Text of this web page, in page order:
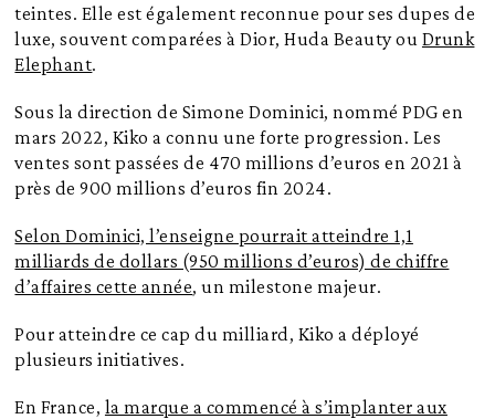
teintes. Elle est également reconnue pour ses dupes de
luxe, souvent comparées à Dior, Huda Beauty ou Drunk
Elephant.
Sous la direction de Simone Dominici, nommé PDG en
mars 2022, Kiko a connu une forte progression. Les
ventes sont passées de 470 millions d’euros en 2021 à
près de 900 millions d’euros fin 2024.
Selon Dominici, l’enseigne pourrait atteindre 1,1
milliards de dollars (950 millions d’euros) de chiffre
d’affaires cette année, un milestone majeur.
Pour atteindre ce cap du milliard, Kiko a déployé
plusieurs initiatives.
En France, la marque a commencé à s’implanter aux